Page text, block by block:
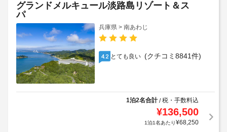
グランドメルキュール淡路島リゾート＆ス
パ
兵庫県 > 南あわじ
4.2 とても良い (クチコミ8841件)
1泊2名合計/税・手数料込
¥136,500
1泊1名あたり¥68,250